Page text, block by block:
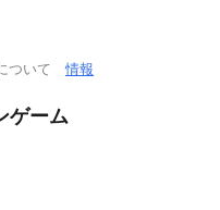
について情報
ゲーム